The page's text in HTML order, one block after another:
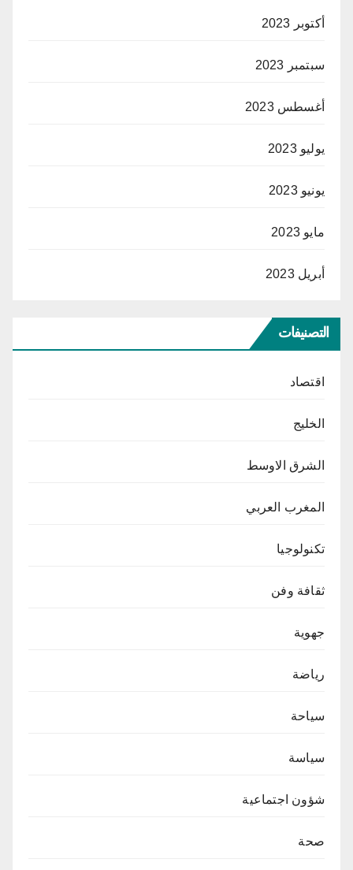
أكتوبر 2023
سبتمبر 2023
أغسطس 2023
يوليو 2023
يونيو 2023
مايو 2023
أبريل 2023
التصنيفات
اقتصاد
الخليج
الشرق الاوسط
المغرب العربي
تكنولوجيا
ثقافة وفن
جهوية
رياضة
سياحة
سياسة
شؤون اجتماعية
صحة